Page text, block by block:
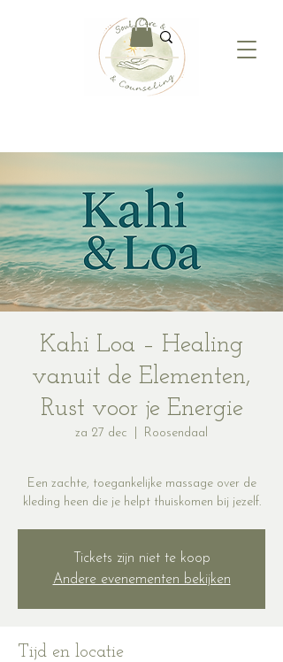
Kahi Loa – Healing
vanuit de Elementen,
Rust voor je Energie
za 27 dec Roosendaal
Een zachte, toegankelijke massage over de
kleding heen die je helpt thuiskomen bij jezelf.
Tickets zijn niet te koop
Andere evenementen bekijken
Tijd en locatie